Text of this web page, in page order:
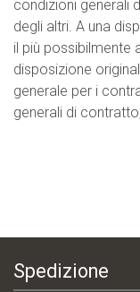
condizioni generali
degli altri. A una
il più possibilmente
disposizione
generale per i
generali di
Spedizione